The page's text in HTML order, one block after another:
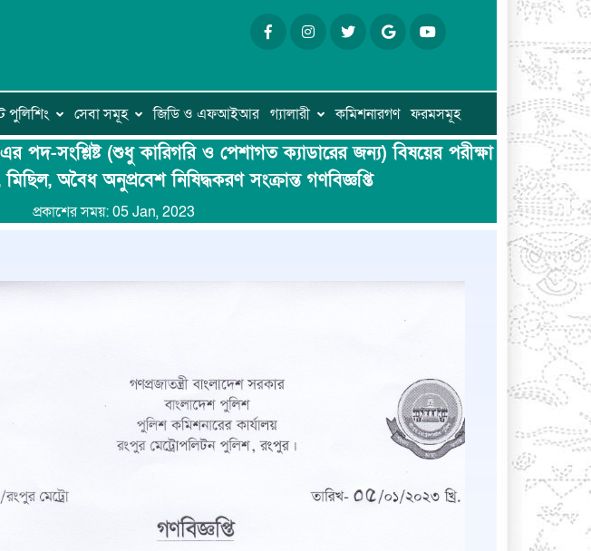
পুলিশিং সেবা সমূহ জিডি ও এফআইআর গ্যালারী কমিশনারগণ ফরমসমূহ
সংশ্লিষ্ট (শুধু কারিগরি ও পেশাগত ক্যাডারের জন্য) বিষয়ের পরীক্ষা
অবৈধ অনুপ্রবেশ নিষিদ্ধকরণ সংক্রান্ত গণবিজ্ঞপ্তি
প্রকাশের সময়: 05 Jan, 2023